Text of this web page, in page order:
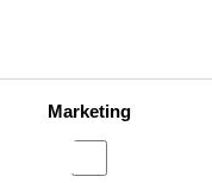
Marketing